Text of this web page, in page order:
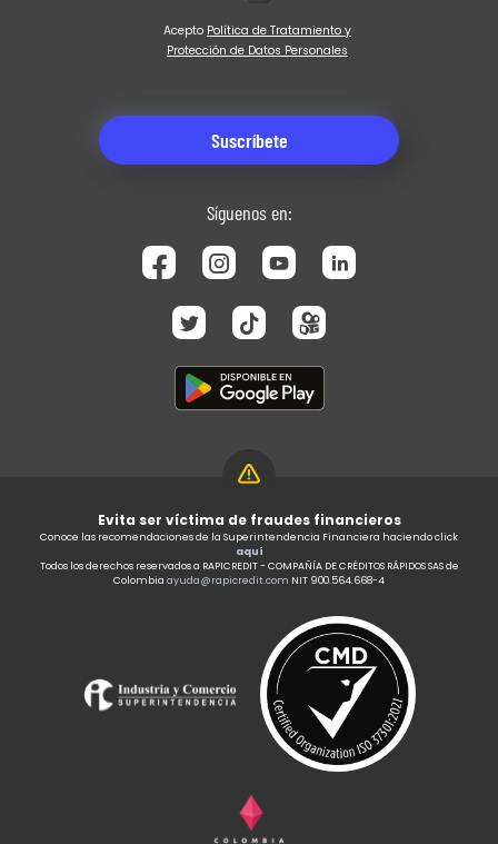
Acepto Política de Tratamiento y
Protección de Datos Personales
Síguenos en:
Evita ser víctima de fraudes financieros
Conoce las recomendaciones de la Superintendencia Financiera haciendo click
aquí
Todos los derechos reservados a RAPICREDIT - COMPAÑÍA DE CRÉDITOS RÁPIDOS SAS de
Colombia ayuda@rapicredit.com NIT 900.564.668-4